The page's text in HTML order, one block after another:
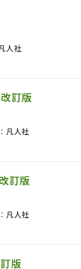
人社
訂版
凡人社
訂版
凡人社
版